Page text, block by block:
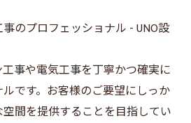
のプロフェッショナル - UNO設
事や電気工事を丁寧かつ確実に
です。お客様のご要望にしっか
間を提供することを目指してい